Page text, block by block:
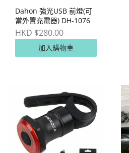
Dahon 強光USB 前燈(可
當外置充電器) DH-1076
HKD $280.00
加入購物車